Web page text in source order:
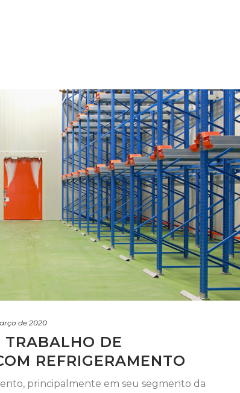
de 2020
TRABALHO DE
REFRIGERAMENTO
principalmente em seu segmento da